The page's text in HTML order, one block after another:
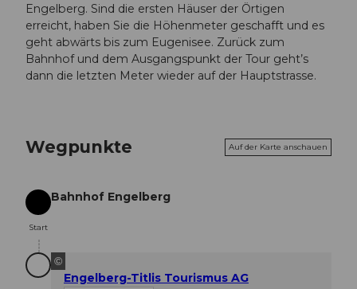
Engelberg. Sind die ersten Häuser der Örtigen
erreicht, haben Sie die Höhenmeter geschafft und es
geht abwärts bis zum Eugenisee. Zurück zum
Bahnhof und dem Ausgangspunkt der Tour geht’s
dann die letzten Meter wieder auf der Hauptstrasse.
Wegpunkte Auf der Karte anschauen
Start
Start
Bahnhof Engelberg
©
Engelberg-Titlis Tourismus AG